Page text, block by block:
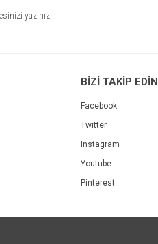
BİZİ TAKİP EDİN
Facebook
Twitter
Instagram
Youtube
Pinterest